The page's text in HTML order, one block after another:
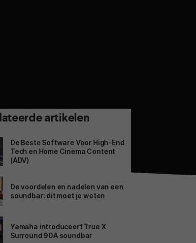
artikelen
De Beste Software Voor High-End
Tech en Home Cinema Content
(ADV)
De voordelen en nadelen van een
soundbar: dit moet je weten
Yamaha introduceert True X
Surround 90A soundbar